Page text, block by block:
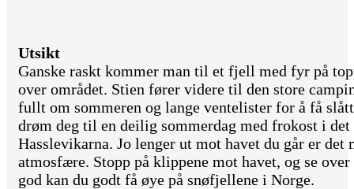
Utsikt
Ganske raskt kommer man til et fjell med fyr på
over området. Stien fører videre til den store
fullt om sommeren og lange ventelister for å få
drøm deg til en deilig sommerdag med frokost i
Hasslevikarna. Jo lenger ut mot havet du går er det
atmosfære. Stopp på klippene mot havet, og se
god kan du godt få øye på snøfjellene i Norge.